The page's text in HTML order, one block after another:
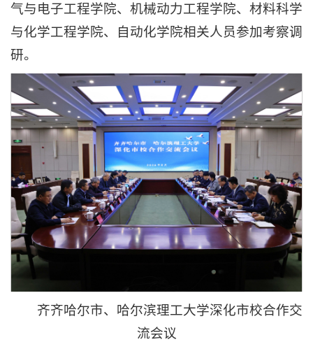
气与电子工程学院、机械动力工程学院、材料科学
与化学工程学院、自动化学院相关人员参加考察调
研。
齐齐哈尔市、哈尔滨理工大学深化市校合作交
流会议